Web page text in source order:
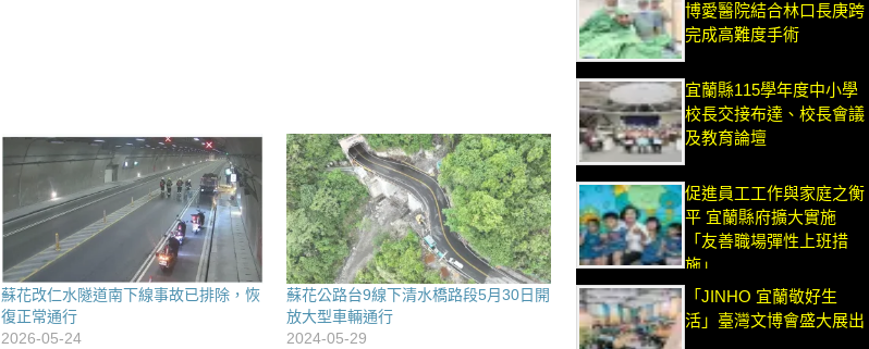
蘇花改仁水隧道南下線事故已排除，恢
復正常通行
2026-05-24
蘇花公路台9線下清水橋路段5月30日開
放大型車輛通行
2024-05-29
博愛醫院結合林口長庚跨
完成高難度手術
宜蘭縣115學年度中小學
校長交接布達、校長會議
及教育論壇
促進員工工作與家庭之衡
平 宜蘭縣府擴大實施
「友善職場彈性上班措
施」
「JINHO 宜蘭敬好生
活」臺灣文博會盛大展出